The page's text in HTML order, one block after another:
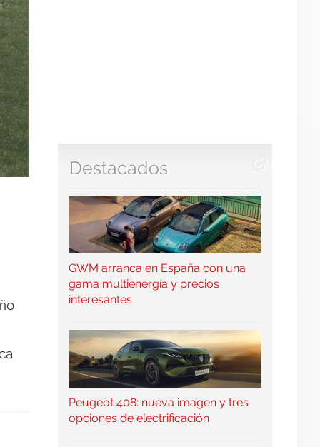
Destacados
GWM arranca en España con una
gama multienergía y precios
interesantes
Peugeot 408: nueva imagen y tres
opciones de electrificación